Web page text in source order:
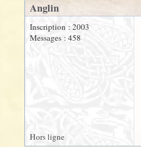
Anglin
Inscription : 2003
Messages : 458
Hors ligne